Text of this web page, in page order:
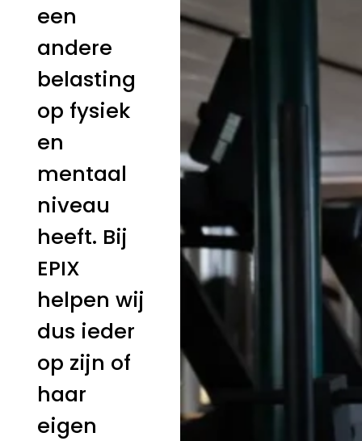
een
andere
belasting
op fysiek
en
mentaal
niveau
heeft. Bij
EPIX
helpen wij
dus ieder
op zijn of
haar
eigen